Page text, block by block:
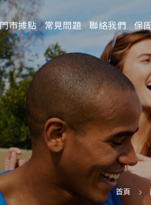
請選擇分類
門市據點 常見問題 聯絡我們 保
首頁